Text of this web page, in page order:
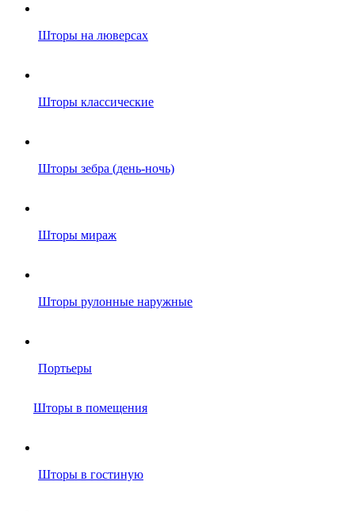
Шторы на люверсах
Шторы классические
Шторы зебра (день-ночь)
Шторы мираж
Шторы рулонные наружные
Портьеры
Шторы в помещения
Шторы в гостиную